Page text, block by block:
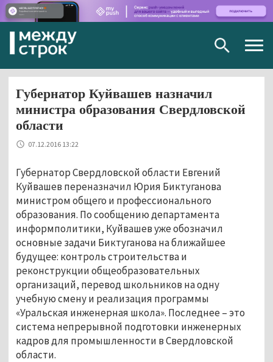
Губернатор Куйвашев назначил
министра образования Свердловской
области
07.12.2016 13:22
Губернатор Свердловской области Евгений
Куйвашев переназначил Юрия Биктуганова
министром общего и профессионального
образования. По сообщению департамента
информполитики, Куйвашев уже обозначил
основные задачи Биктуганова на ближайшее
будущее: контроль строительства и
реконструкции общеобразовательных
организаций, перевод школьников на одну
учебную смену и реализация программы
«Уральская инженерная школа». Последнее – это
система непрерывной подготовки инженерных
кадров для промышленности в Свердловской
области.